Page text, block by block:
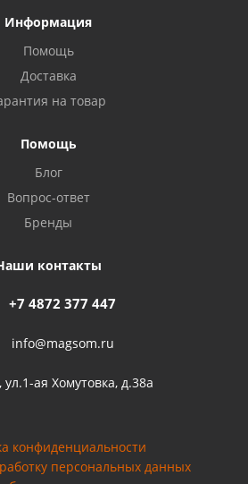
Информация
Помощь
Доставка
на товар
Помощь
Блог
Вопрос-ответ
Бренды
контакты
+7 4872 377 447
info@magsom.ru
ул.1-ая Хомутовка, д.38а
конфиденциальности
персональных данных